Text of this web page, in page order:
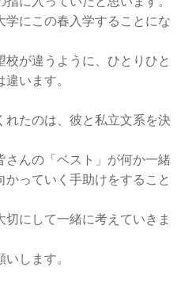
学にこの春入学することにな
校が違うように、ひとりひと
います。
れたのは、彼と私立文系を決
さんの「ベスト」が何か一緒
かっていく手助けをすること
切にして一緒に考えていきま
します。